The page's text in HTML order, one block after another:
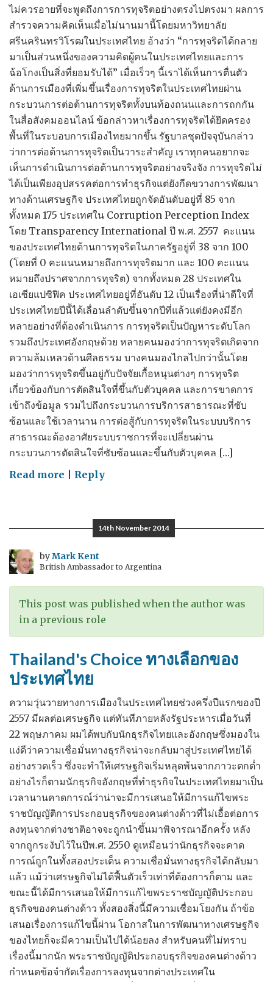
ไม่ควรอายที่จะพูดถึงการการทุจริตอย่างตรงไปตรงมา ผลการ
สำรวจความคิดเห็นเมื่อไม่นานมานี้โดยมหาวิทยาลัย
ศรีนครินทรวิโรฒในประเทศไทย อ้างว่า “การทุจริตได้กลาย
มาเป็นส่วนหนึ่งของความคิดผู้คนในประเทศไทยและการ
ฉ้อโกงเป็นสิ่งที่ยอมรับได้” เมื่อเร็วๆ นี้เราได้เห็นการตื่นตัว
ด้านการเมืองที่เพิ่มขึ้นเรื่องการทุจริตในประเทศไทยผ่าน
กระบวนการต่อต้านการทุจริตทั้งบนท้องถนนและการถกกัน
ในสื่อสังคมออนไลน์ ข้อกล่าวหาเรื่องการทุจริตได้ยึดครอง
พื้นที่ในระบอบการเมืองไทยมากขึ้น รัฐบาลชุดปัจจุบันกล่าว
ว่าการต่อต้านการทุจริตเป็นวาระสำคัญ เราทุกคนอยากจะ
เห็นการดำเนินการต่อต้านการทุจริตอย่างจริงจัง การทุจริตไม่
ได้เป็นเพียงอุปสรรคต่อการทำธุรกิจแต่ยังกีดขวางการพัฒนา
ทางด้านเศรษฐกิจ ประเทศไทยถูกจัดอันดับอยู่ที่ 85 จาก
ทั้งหมด 175 ประเทศใน Corruption Perception Index
โดย Transparency International ปี พ.ศ. 2557 คะแนน
ของประเทศไทยด้านการทุจริตในภาครัฐอยู่ที่ 38 จาก 100
(โดยที่ 0 คะแนนหมายถึงการทุจริตมาก และ 100 คะแนน
หมายถึงปราศจากการทุจริต) จากทั้งหมด 28 ประเทศใน
เอเซียแปซิฟิค ประเทศไทยอยู่ที่อันดับ 12 เป็นเรื่องที่น่าดีใจที่
ประเทศไทยปีนี้ได้เลื่อนลำดับขึ้นจากปีที่แล้วแต่ยังคงมีอีก
หลายอย่างที่ต้องดำเนินการ การทุจริตเป็นปัญหาระดับโลก
รวมถึงประเทศอังกฤษด้วย หลายคนมองว่าการทุจริตเกิดจาก
ความล้มเหลวด้านศีลธรรม บางคนมองไกลไปกว่านั้นโดย
มองว่าการทุจริตขึ้นอยู่กับปัจจัยเกื้อหนุนต่างๆ การทุจริต
เกี่ยวข้องกับการตัดสินใจที่ขึ้นกับตัวบุคคล และการขาดการ
เข้าถึงข้อมูล รวมไปถึงกระบวนการบริการสาธารณะที่ซับ
ซ้อนและใช้เวลานาน การต่อสู้กับการทุจริตในระบบบริการ
สาธารณะต้องอาศัยระบบราชการที่จะเปลี่ยนผ่าน
กระบวนการตัดสินใจที่ซับซ้อนและขึ้นกับตัวบุคคล […]
Read more on
Corruption
–
ต้นทุน
ของ
การ
ทุจริต
Reply
14th November 2014
byMark Kent
British Ambassador to Argentina
This post was published when the author was
in a previous role
Thailand's Choice ทางเลือกของ
ประเทศไทย
ความวุ่นวายทางการเมืองในประเทศไทยช่วงครึ่งปีแรกของปี
2557 มีผลต่อเศรษฐกิจ แต่ทันทีภายหลังรัฐประหารเมื่อวันที่
22 พฤษภาคม ผมได้พบกับนักธุรกิจไทยและอังกฤษซึ่งมองใน
แง่ดีว่าความเชื่อมั่นทางธุรกิจน่าจะกลับมาสู่ประเทศไทยได้
อย่างรวดเร็ว ซึ่งจะทำให้เศรษฐกิจเริ่มหลุดพ้นจากภาวะตกต่ำ
อย่างไรก็ตามนักธุรกิจอังกฤษที่ทำธุรกิจในประเทศไทยมาเป็น
เวลานานคาดการณ์ว่าน่าจะมีการเสนอให้มีการแก้ไขพระ
ราชบัญญัติการประกอบธุรกิจของคนต่างด้าวที่ไม่เอื้อต่อการ
ลงทุนจากต่างชาติอาจจะถูกนำขึ้นมาพิจารณาอีกครั้ง หลัง
จากถูกระงับไว้ในปีพ.ศ. 2550 ดูเหมือนว่านักธุรกิจจะคาด
การณ์ถูกในทั้งสองประเด็น ความเชื่อมั่นทางธุรกิจได้กลับมา
แล้ว แม้ว่าเศรษฐกิจไม่ได้ฟื้นตัวเร็วเท่าที่ต้องการก็ตาม และ
ขณะนี้ได้มีการเสนอให้มีการแก้ไขพระราชบัญญัติประกอบ
ธุรกิจของคนต่างด้าว ทั้งสองสิ่งนี้มีความเชื่อมโยงกัน ถ้าข้อ
เสนอเรื่องการแก้ไขนี้ผ่าน โอกาสในการพัฒนาทางเศรษฐกิจ
ของไทยก็จะมีความเป็นไปได้น้อยลง สำหรับคนที่ไม่ทราบ
เรื่องนี้มากนัก พระราชบัญญัติประกอบธุรกิจของคนต่างด้าว
กำหนดข้อจำกัดเรื่องการลงทุนจากต่างประเทศใน